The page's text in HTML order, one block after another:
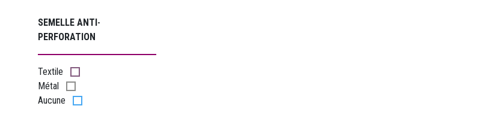
SEMELLE ANTI -
PERFORATION
Textile
Métal
Aucune